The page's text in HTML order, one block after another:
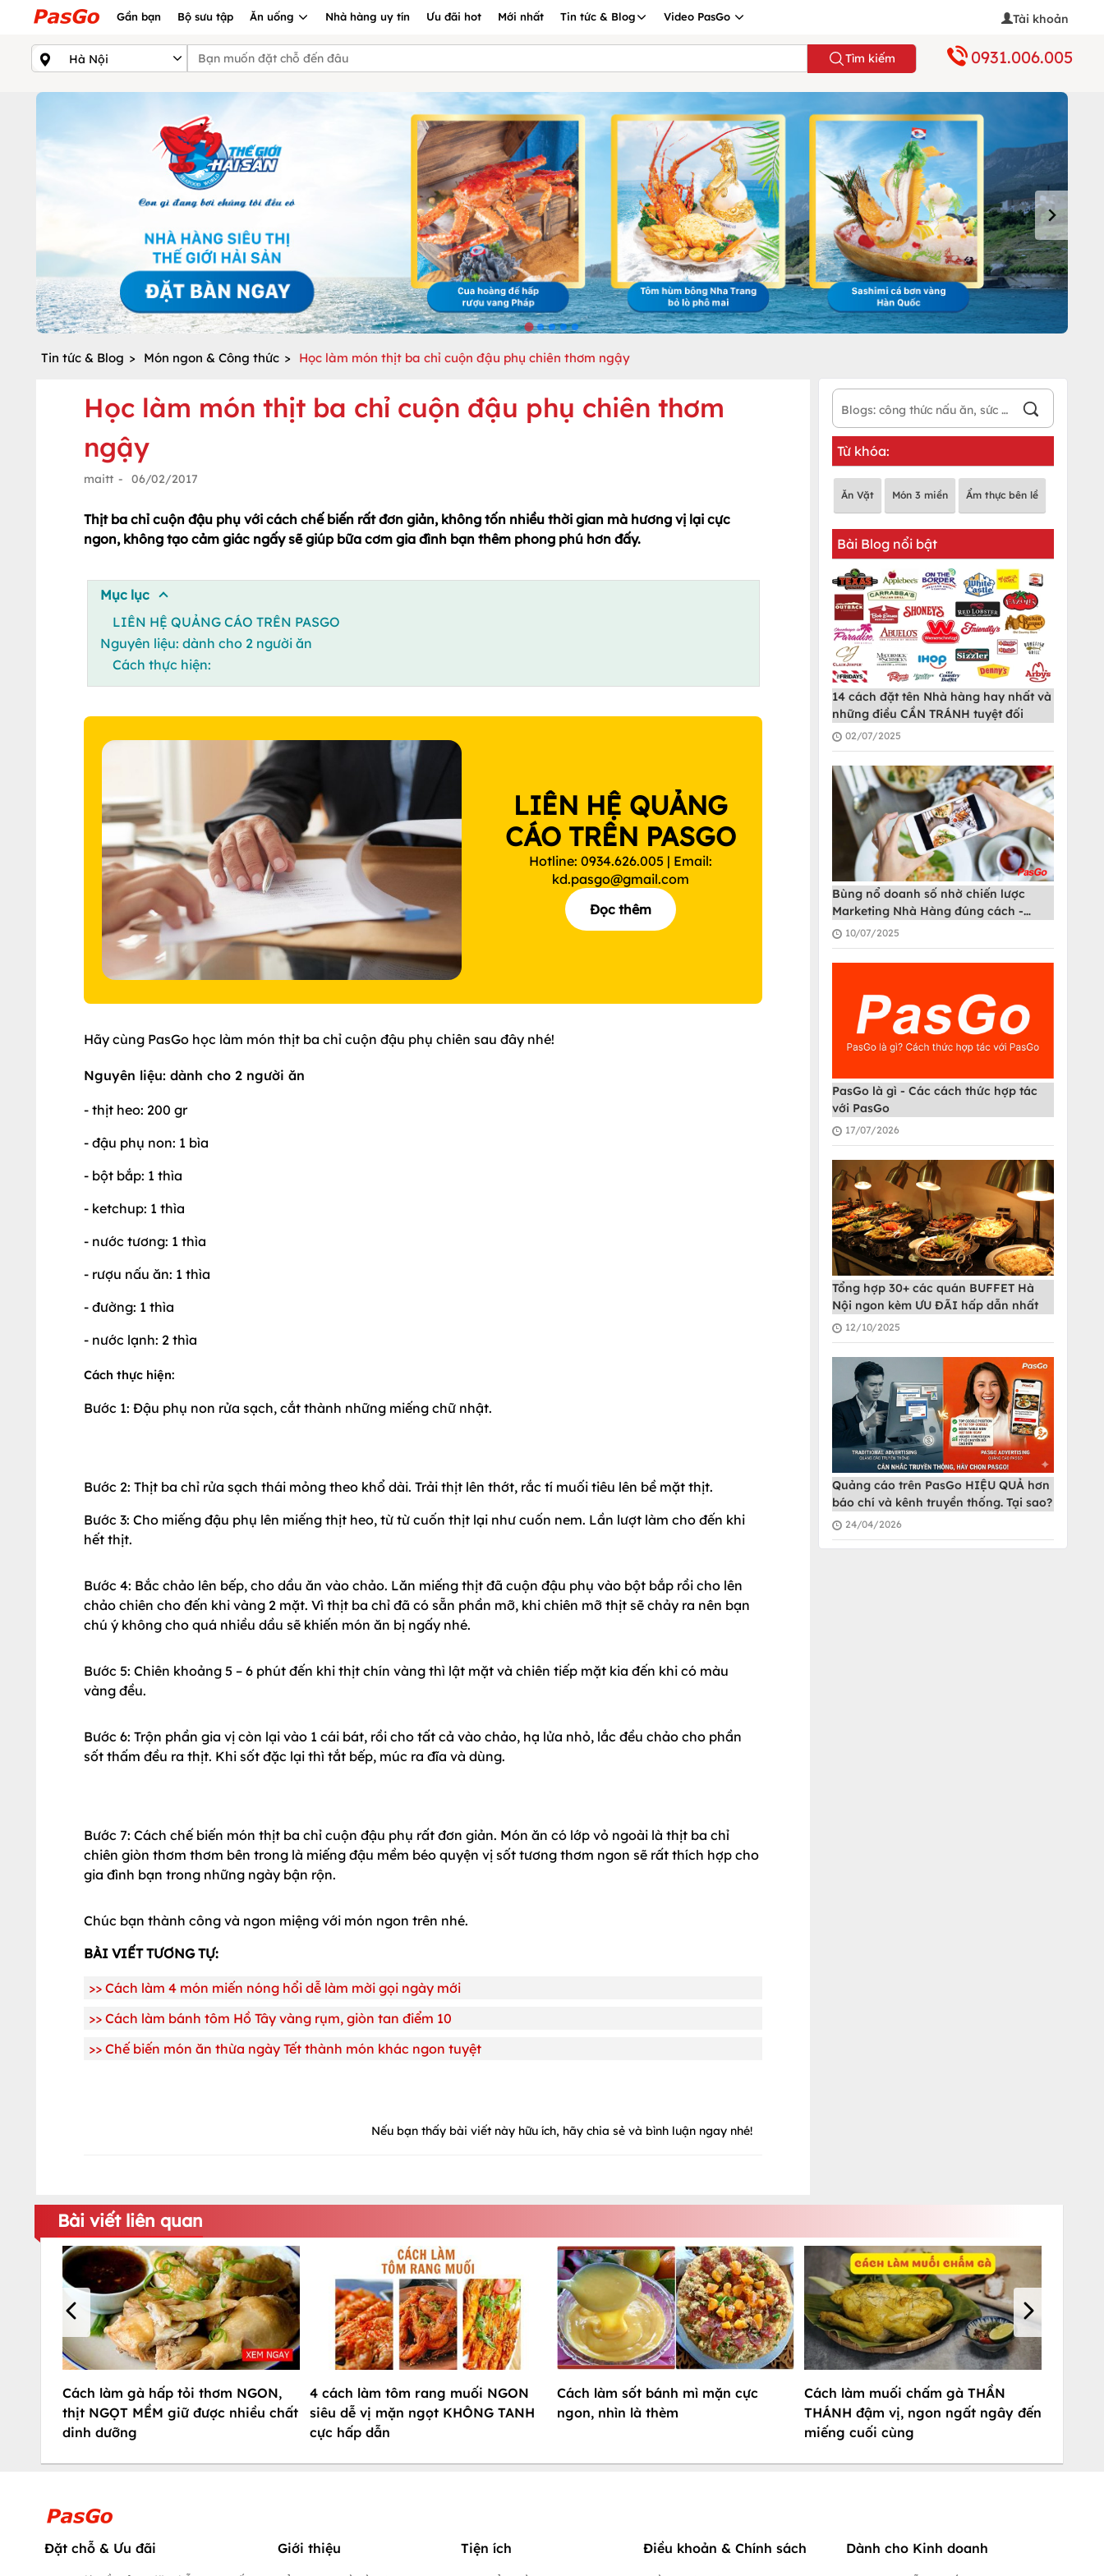
Gần bạn Bộ sưu tập Ăn uống Nhà hàng uy tín Ưu đãi hot Mới nhất Tin tức & Blog Video PasGo Tài khoản
Tìm kiếm 0931.006.005
Tin tức & Blog > Món ngon & Công thức > Học làm món thịt ba chỉ cuộn đậu phụ chiên thơm ngậy
Học làm món thịt ba chỉ cuộn đậu phụ chiên thơm
ngậy
maitt - 06/02/2017
Thịt ba chỉ cuộn đậu phụ với cách chế biến rất đơn giản, không tốn nhiều thời gian mà hương vị lại cực
ngon, không tạo cảm giác ngấy sẽ giúp bữa cơm gia đình bạn thêm phong phú hơn đấy.
Mục lục
LIÊN HỆ QUẢNG CÁO TRÊN PASGO
Nguyên liệu: dành cho 2 người ăn
Cách thực hiện:
LIÊN HỆ QUẢNG
CÁO TRÊN PASGO
Hotline: 0934.626.005 | Email:
kd.pasgo@gmail.com
Đọc thêm
Hãy cùng PasGo học làm món thịt ba chỉ cuộn đậu phụ chiên sau đây nhé!
Nguyên liệu: dành cho 2 người ăn
- thịt heo: 200 gr
- đậu phụ non: 1 bìa
- bột bắp: 1 thìa
- ketchup: 1 thìa
- nước tương: 1 thìa
- rượu nấu ăn: 1 thìa
- đường: 1 thìa
- nước lạnh: 2 thìa
Cách thực hiện:
Bước 1: Đậu phụ non rửa sạch, cắt thành những miếng chữ nhật.
Bước 2: Thịt ba chỉ rửa sạch thái mỏng theo khổ dài. Trải thịt lên thớt, rắc tí muối tiêu lên bề mặt thịt.
Bước 3: Cho miếng đậu phụ lên miếng thịt heo, từ từ cuốn thịt lại như cuốn nem. Lần lượt làm cho đến khi
hết thịt.
Bước 4: Bắc chảo lên bếp, cho dầu ăn vào chảo. Lăn miếng thịt đã cuộn đậu phụ vào bột bắp rồi cho lên
chảo chiên cho đến khi vàng 2 mặt. Vì thịt ba chỉ đã có sẵn phần mỡ, khi chiên mỡ thịt sẽ chảy ra nên bạn
chú ý không cho quá nhiều dầu sẽ khiến món ăn bị ngấy nhé.
Bước 5: Chiên khoảng 5 – 6 phút đến khi thịt chín vàng thì lật mặt và chiên tiếp mặt kia đến khi có màu
vàng đều.
Bước 6: Trộn phần gia vị còn lại vào 1 cái bát, rồi cho tất cả vào chảo, hạ lửa nhỏ, lắc đều chảo cho phần
sốt thấm đều ra thịt. Khi sốt đặc lại thì tắt bếp, múc ra đĩa và dùng.
Bước 7: Cách chế biến món thịt ba chỉ cuộn đậu phụ rất đơn giản. Món ăn có lớp vỏ ngoài là thịt ba chỉ
chiên giòn thơm thơm bên trong là miếng đậu mềm béo quyện vị sốt tương thơm ngon sẽ rất thích hợp cho
gia đình bạn trong những ngày bận rộn.
Chúc bạn thành công và ngon miệng với món ngon trên nhé.
BÀI VIẾT TƯƠNG TỰ:
>> Cách làm 4 món miến nóng hổi dễ làm mời gọi ngày mới
>> Cách làm bánh tôm Hồ Tây vàng rụm, giòn tan điểm 10
>> Chế biến món ăn thừa ngày Tết thành món khác ngon tuyệt
Nếu bạn thấy bài viết này hữu ích, hãy chia sẻ và bình luận ngay nhé!
Từ khóa:
Ăn Vặt Món 3 miền Ẩm thực bên lề
Bài Blog nổi bật
14 cách đặt tên Nhà hàng hay nhất và
những điều CẦN TRÁNH tuyệt đối
02/07/2025
Bùng nổ doanh số nhờ chiến lược
Marketing Nhà Hàng đúng cách -
PasGo
10/07/2025
PasGo là gì - Các cách thức hợp tác
với PasGo
17/07/2026
Tổng hợp 30+ các quán BUFFET Hà
Nội ngon kèm ƯU ĐÃI hấp dẫn nhất
12/10/2025
Quảng cáo trên PasGo HIỆU QUẢ hơn
báo chí và kênh truyền thống. Tại sao?
24/04/2026
Bài viết liên quan
Cách làm gà hấp tỏi thơm NGON,
thịt NGỌT MỀM giữ được nhiều chất
dinh dưỡng
4 cách làm tôm rang muối NGON
siêu dễ vị mặn ngọt KHÔNG TANH
cực hấp dẫn
Cách làm sốt bánh mì mặn cực
ngon, nhìn là thèm
Cách làm muối chấm gà THẦN
THÁNH đậm vị, ngon ngất ngây đến
miếng cuối cùng
Đặt chỗ & Ưu đãi Giới thiệu Tiện ích Điều khoản & Chính sách Dành cho Kinh doanh